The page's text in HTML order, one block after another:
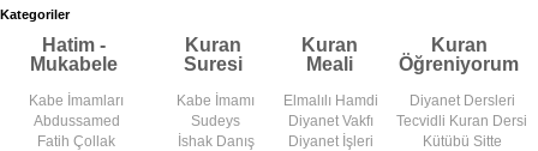
Kategoriler
Hatim -
Mukabele
Kuran
Suresi
Kuran
Meali
Kuran
Öğreniyorum
Kabe İmamları
Abdussamed
Fatih Çollak
Kabe İmamı
Sudeys
İshak Danış
Elmalılı Hamdi
Diyanet Vakfı
Diyanet İşleri
Diyanet Dersleri
Tecvidli Kuran Dersi
Kütübü Sitte